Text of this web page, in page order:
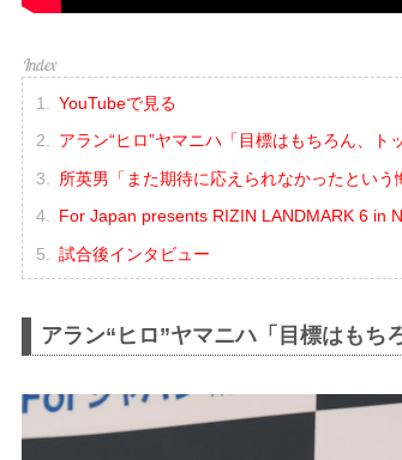
YouTubeで見る
アラン“ヒロ”ヤマニハ「目標はもちろん、ト
所英男「また期待に応えられなかったという
For Japan presents RIZIN LANDMARK 6 in
試合後インタビュー
アラン“ヒロ”ヤマニハ「目標はもち